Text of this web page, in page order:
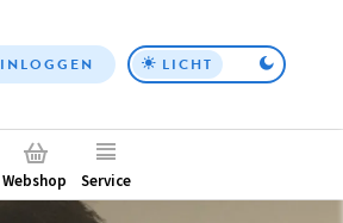
Top
INLOGGEN LICHT
Webshop Service